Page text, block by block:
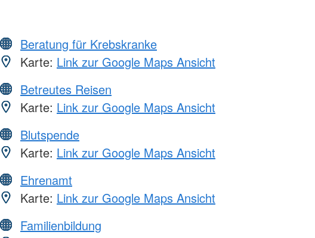
Beratung für Krebskranke
Karte: Link zur Google Maps Ansicht
Betreutes Reisen
Karte: Link zur Google Maps Ansicht
Blutspende
Karte: Link zur Google Maps Ansicht
Ehrenamt
Karte: Link zur Google Maps Ansicht
Familienbildung